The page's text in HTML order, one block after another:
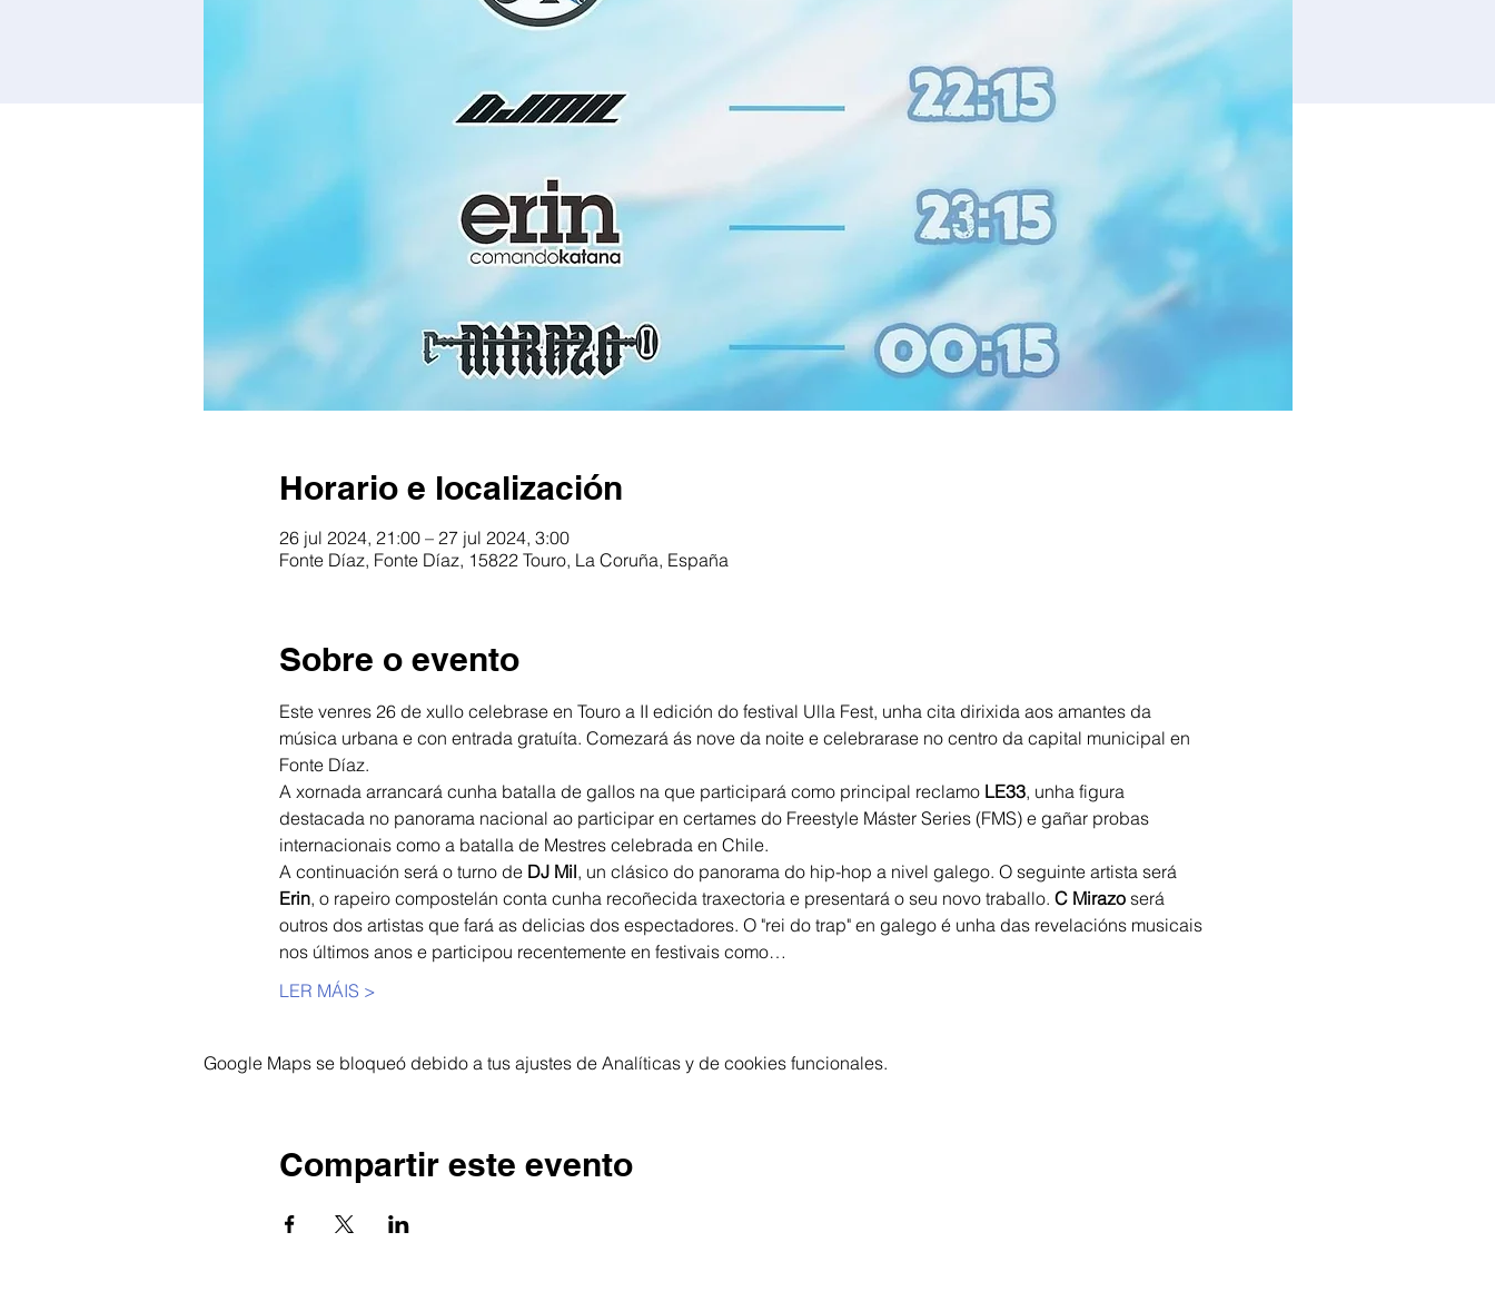
Horario e localización
26 jul 2024, 21:00 – 27 jul 2024, 3:00
Fonte Díaz, Fonte Díaz, 15822 Touro, La Coruña, España
Sobre o evento
Este venres 26 de xullo celebrase en Touro a II edición do festival Ulla Fest, unha cita dirixida aos amantes da
música urbana e con entrada gratuíta. Comezará ás nove da noite e celebrarase no centro da capital municipal en
Fonte Díaz.
A xornada arrancará cunha batalla de gallos na que participará como principal reclamo LE33, unha figura
destacada no panorama nacional ao participar en certames do Freestyle Máster Series (FMS) e gañar probas
internacionais como a batalla de Mestres celebrada en Chile.
A continuación será o turno de DJ Mil, un clásico do panorama do hip-hop a nivel galego. O seguinte artista será
Erin, o rapeiro compostelán conta cunha recoñecida traxectoria e presentará o seu novo traballo. C Mirazo será
outros dos artistas que fará as delicias dos espectadores. O "rei do trap" en galego é unha das revelacións musicais
nos últimos anos e participou recentemente en festivais como…
LER MÁIS >
Google Maps se bloqueó debido a tus ajustes de Analíticas y de cookies funcionales.
Compartir este evento